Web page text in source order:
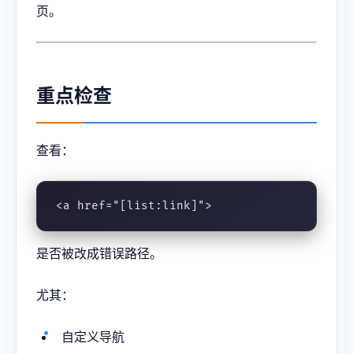
页。
重点检查
查看：
<a href="[list:link]">
是否被改成错误路径。
尤其：
自定义导航